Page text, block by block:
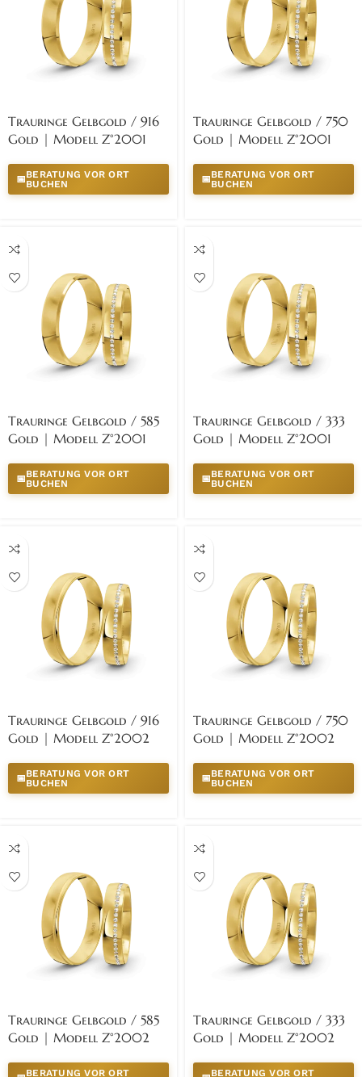
Trauringe Gelbgold / 916
Gold | Modell Z°2001
📅BERATUNG VOR ORT
BUCHEN
Trauringe Gelbgold / 750
Gold | Modell Z°2001
📅BERATUNG VOR ORT
BUCHEN
Trauringe Gelbgold / 585
Gold | Modell Z°2001
📅BERATUNG VOR ORT
BUCHEN
Trauringe Gelbgold / 333
Gold | Modell Z°2001
📅BERATUNG VOR ORT
BUCHEN
Trauringe Gelbgold / 916
Gold | Modell Z°2002
📅BERATUNG VOR ORT
BUCHEN
Trauringe Gelbgold / 750
Gold | Modell Z°2002
📅BERATUNG VOR ORT
BUCHEN
Trauringe Gelbgold / 585
Gold | Modell Z°2002
BERATUNG VOR ORT
Trauringe Gelbgold / 333
Gold | Modell Z°2002
BERATUNG VOR ORT